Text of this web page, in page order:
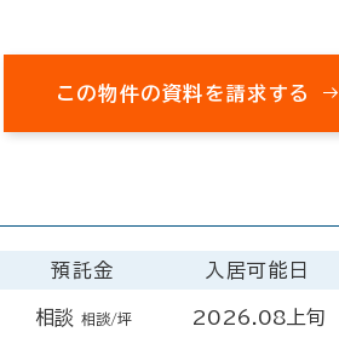
この物件の資料を請求する
預託金 入居可能日
相談 相談/坪 2026.08上旬